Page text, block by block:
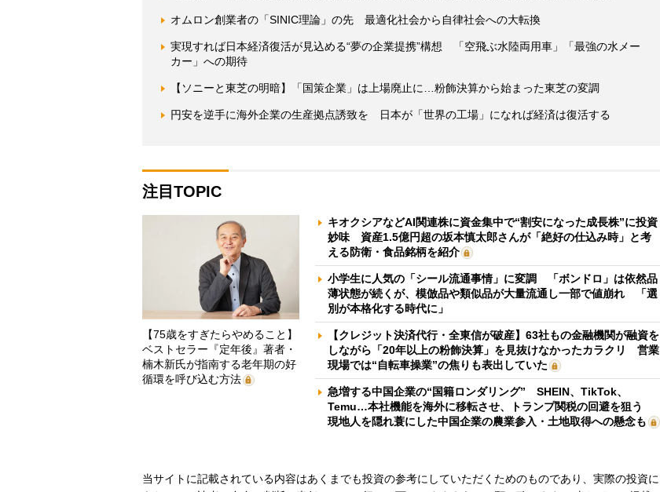
オムロン創業者の「SINIC理論」の先 最適化社会から自律社会への大転換
実現すれば日本経済復活が見込める“夢の企業提携”構想 「空飛ぶ水陸両用車」「最強の水メー
カー」への期待
【ソニーと東芝の明暗】「国策企業」は上場廃止に…粉飾決算から始まった東芝の変調
円安を逆手に海外企業の生産拠点誘致を 日本が「世界の工場」になれば経済は復活する
注目TOPIC
【75歳をすぎたらやめること】
ベストセラー『定年後』著者・
楠木新氏が指南する老年期の好
循環を呼び込む方法
キオクシアなどAI関連株に資金集中で“割安になった成長株”に投資
妙味 資産1.5億円超の坂本慎太郎さんが「絶好の仕込み時」と考
える防衛・食品銘柄を紹介
小学生に人気の「シール流通事情」に変調 「ボンドロ」は依然品
薄状態が続くが、模倣品や類似品が大量流通し一部で値崩れ 「選
別が本格化する時代に」
【クレジット決済代行・全東信が破産】63社もの金融機関が融資を
しながら「20年以上の粉飾決算」を見抜けなかったカラクリ 営業
現場では“自転車操業”の焦りも表出していた
急増する中国企業の“国籍ロンダリング” SHEIN、TikTok、
Temu…本社機能を海外に移転させ、トランプ関税の回避を狙う
現地人を隠れ蓑にした中国企業の農業参入・土地取得への懸念も
当サイトに記載されている内容はあくまでも投資の参考にしていただくためのものであり、実際の投資に